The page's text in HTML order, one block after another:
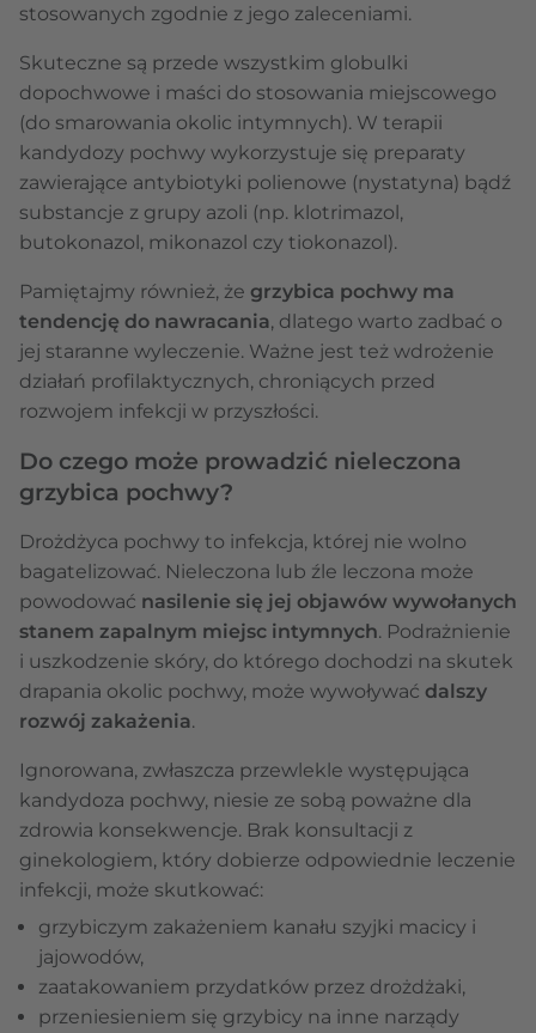
stosowanych zgodnie z jego zaleceniami.
Skuteczne są przede wszystkim globulki
dopochwowe i maści do stosowania miejscowego
(do smarowania okolic intymnych). W terapii
kandydozy pochwy wykorzystuje się preparaty
zawierające antybiotyki polienowe (nystatyna) bądź
substancje z grupy azoli (np. klotrimazol,
butokonazol, mikonazol czy tiokonazol).
Pamiętajmy również, że grzybica pochwy ma
tendencję do nawracania, dlatego warto zadbać o
jej staranne wyleczenie. Ważne jest też wdrożenie
działań profilaktycznych, chroniących przed
rozwojem infekcji w przyszłości.
Do czego może prowadzić nieleczona
grzybica pochwy?
Drożdżyca pochwy to infekcja, której nie wolno
bagatelizować. Nieleczona lub źle leczona może
powodować nasilenie się jej objawów wywołanych
stanem zapalnym miejsc intymnych. Podrażnienie
i uszkodzenie skóry, do którego dochodzi na skutek
drapania okolic pochwy, może wywoływać dalszy
rozwój zakażenia.
Ignorowana, zwłaszcza przewlekle występująca
kandydoza pochwy, niesie ze sobą poważne dla
zdrowia konsekwencje. Brak konsultacji z
ginekologiem, który dobierze odpowiednie leczenie
infekcji, może skutkować:
grzybiczym zakażeniem kanału szyjki macicy i
jajowodów,
zaatakowaniem przydatków przez drożdżaki,
przeniesieniem się grzybicy na inne narządy